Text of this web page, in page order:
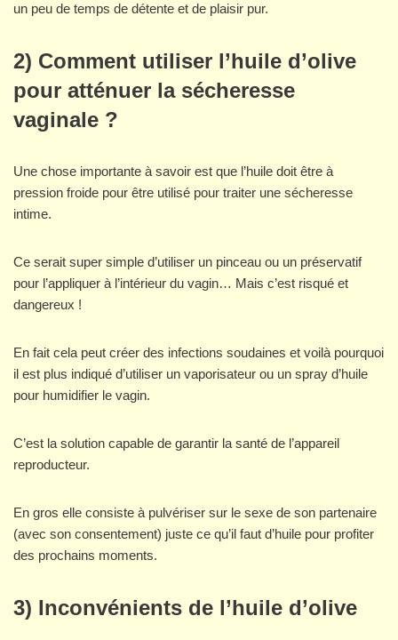
un peu de temps de détente et de plaisir pur.
2) Comment utiliser l’huile d’olive
pour atténuer la sécheresse
vaginale ?
Une chose importante à savoir est que l’huile doit être à
pression froide pour être utilisé pour traiter une sécheresse
intime.
Ce serait super simple d’utiliser un pinceau ou un préservatif
pour l’appliquer à l’intérieur du vagin… Mais c’est risqué et
dangereux !
En fait cela peut créer des infections soudaines et voilà pourquoi
il est plus indiqué d’utiliser un vaporisateur ou un spray d’huile
pour humidifier le vagin.
C’est la solution capable de garantir la santé de l’appareil
reproducteur.
En gros elle consiste à pulvériser sur le sexe de son partenaire
(avec son consentement) juste ce qu’il faut d’huile pour profiter
des prochains moments.
3) Inconvénients de l’huile d’olive